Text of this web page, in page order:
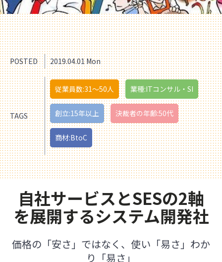
POSTED 2019.04.01 Mon
TAGS
従業員数:31〜50人 業種:ITコンサル・SI
創立:15年以上 決裁者の年齢:50代
商材:BtoC
自社サービスとSESの2軸
を展開するシステム開発社
価格の「安さ」ではなく、使い「易さ」わか
り「易さ」